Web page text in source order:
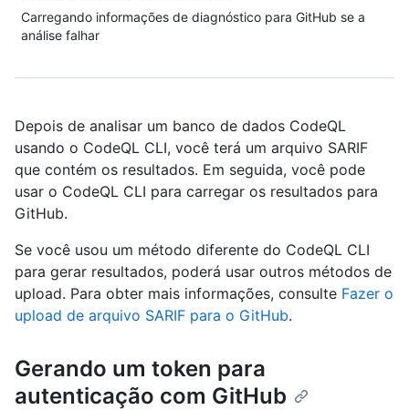
Carregando informações de diagnóstico para GitHub se a
análise falhar
Depois de analisar um banco de dados CodeQL
usando o CodeQL CLI, você terá um arquivo SARIF
que contém os resultados. Em seguida, você pode
usar o CodeQL CLI para carregar os resultados para
GitHub.
Se você usou um método diferente do CodeQL CLI
para gerar resultados, poderá usar outros métodos de
upload. Para obter mais informações, consulte Fazer o
upload de arquivo SARIF para o GitHub.
Gerando um token para
autenticação com GitHub